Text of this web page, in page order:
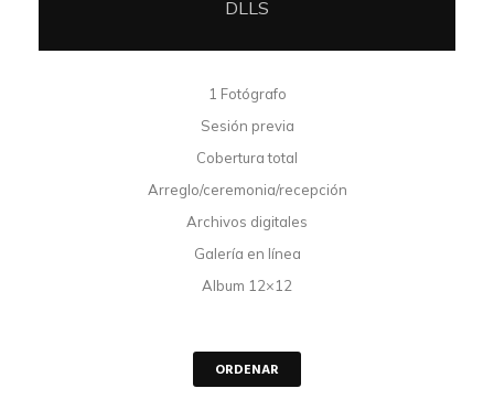
DLLS
1 Fotógrafo
Sesión previa
Cobertura total
Arreglo/ceremonia/recepción
Archivos digitales
Galería en línea
Album 12×12
ORDENAR